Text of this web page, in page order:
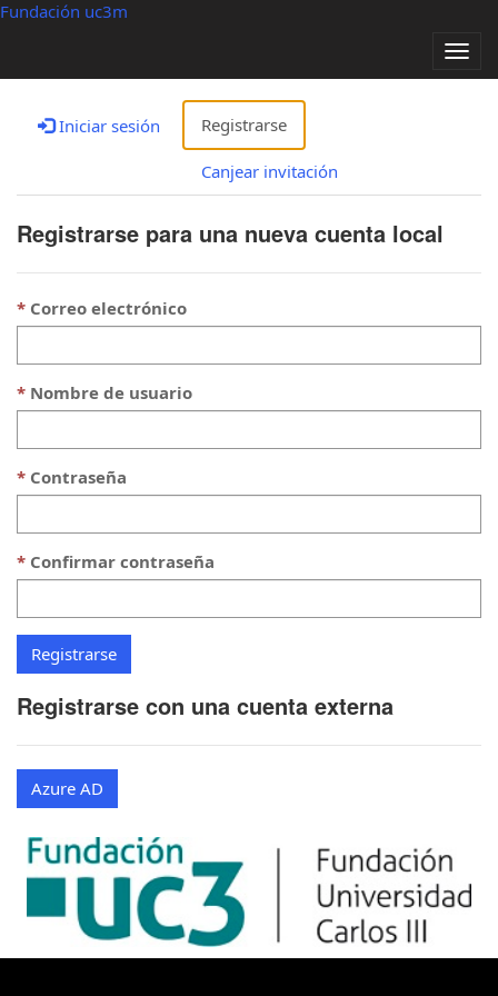
Fundación uc3m
Iniciar sesión Registrarse
Canjear invitación
Registrarse para una nueva cuenta local
Correo electrónico
Nombre de usuario
Contraseña
Confirmar contraseña
Registrarse con una cuenta externa
Azure AD